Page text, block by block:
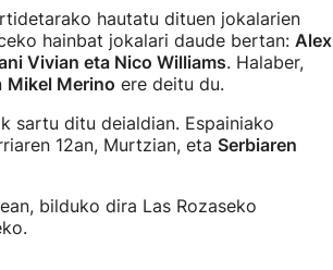
hautatu dituen jokalarien
hainbat jokalari daude bertan: Alex
Vivian eta Nico Williams. Halaber,
Mikel Merino ere deitu du.
sartu ditu deialdian. Espainiako
12an, Murtzian, eta Serbiaren
bilduko dira Las Rozaseko